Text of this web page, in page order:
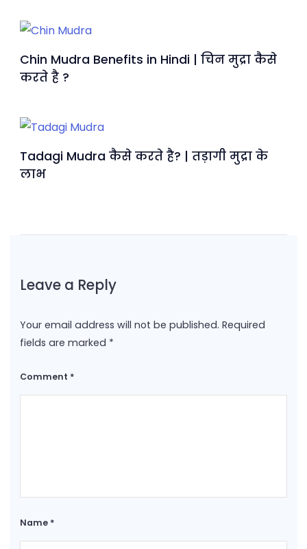
Chin Mudra Benefits in Hindi | चिन मुद्रा कैसे
करते है ?
Tadagi Mudra कैसे करते है? | तड़ागी मुद्रा के
लाभ
Leave a Reply
Your email address will not be published. Required
fields are marked *
Comment *
Name *